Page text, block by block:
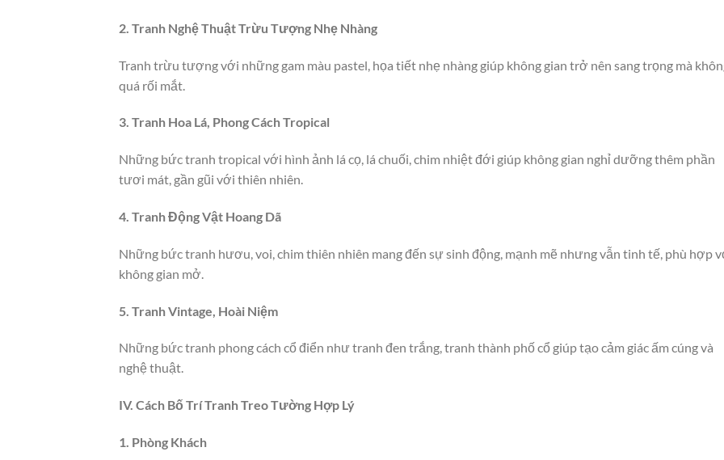
2. Tranh Nghệ Thuật Trừu Tượng Nhẹ Nhàng
Tranh trừu tượng với những gam màu pastel, họa tiết nhẹ nhàng giúp không gian trở nên sang trọng mà
quá rối mắt.
3. Tranh Hoa Lá, Phong Cách Tropical
Những bức tranh tropical với hình ảnh lá cọ, lá chuối, chim nhiệt đới giúp không gian nghỉ dưỡng thêm phần
tươi mát, gần gũi với thiên nhiên.
4. Tranh Động Vật Hoang Dã
Những bức tranh hươu, voi, chim thiên nhiên mang đến sự sinh động, mạnh mẽ nhưng vẫn tinh tế, phù hợp
không gian mở.
5. Tranh Vintage, Hoài Niệm
Những bức tranh phong cách cổ điển như tranh đen trắng, tranh thành phố cổ giúp tạo cảm giác ấm cúng và
nghệ thuật.
IV. Cách Bố Trí Tranh Treo Tường Hợp Lý
1. Phòng Khách